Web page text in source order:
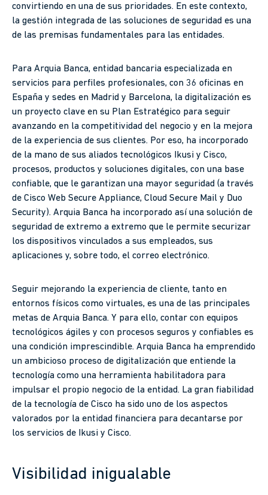
convirtiendo en una de sus prioridades. En este contexto,
la gestión integrada de las soluciones de seguridad es una
de las premisas fundamentales para las entidades.
Para Arquia Banca, entidad bancaria especializada en
servicios para perfiles profesionales, con 36 oficinas en
España y sedes en Madrid y Barcelona, la digitalización es
un proyecto clave en su Plan Estratégico para seguir
avanzando en la competitividad del negocio y en la mejora
de la experiencia de sus clientes. Por eso, ha incorporado
de la mano de sus aliados tecnológicos Ikusi y Cisco,
procesos, productos y soluciones digitales, con una base
confiable, que le garantizan una mayor seguridad (a través
de Cisco Web Secure Appliance, Cloud Secure Mail y Duo
Security). Arquia Banca ha incorporado así una solución de
seguridad de extremo a extremo que le permite securizar
los dispositivos vinculados a sus empleados, sus
aplicaciones y, sobre todo, el correo electrónico.
Seguir mejorando la experiencia de cliente, tanto en
entornos físicos como virtuales, es una de las principales
metas de Arquia Banca. Y para ello, contar con equipos
tecnológicos ágiles y con procesos seguros y confiables es
una condición imprescindible. Arquia Banca ha emprendido
un ambicioso proceso de digitalización que entiende la
tecnología como una herramienta habilitadora para
impulsar el propio negocio de la entidad. La gran fiabilidad
de la tecnología de Cisco ha sido uno de los aspectos
valorados por la entidad financiera para decantarse por
los servicios de Ikusi y Cisco.
Visibilidad inigualable